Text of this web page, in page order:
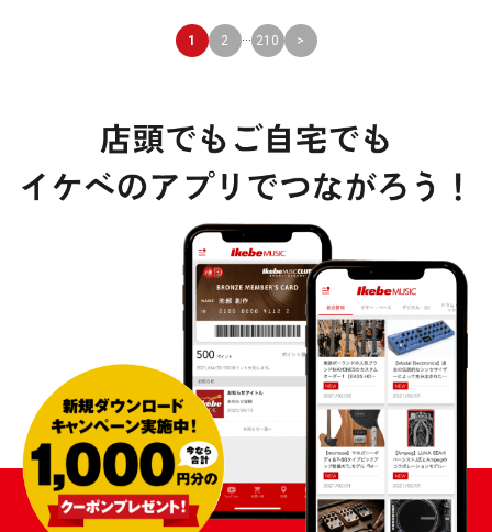
1 2 ... 210 >